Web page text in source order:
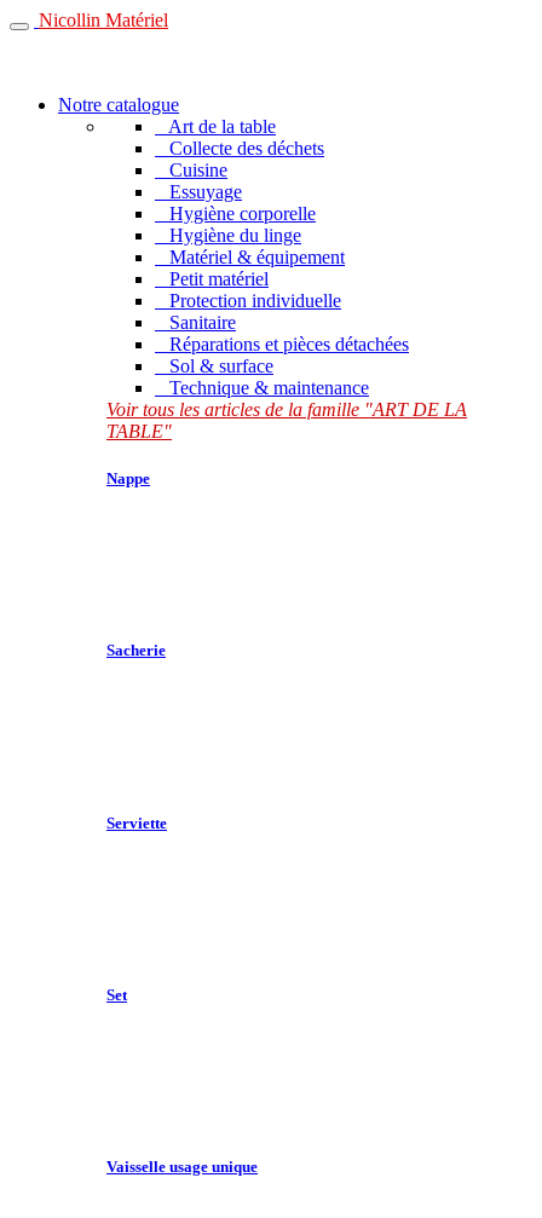
Nicollin Matériel
Notre catalogue
Art de la table
Collecte des déchets
Cuisine
Essuyage
Hygiène corporelle
Hygiène du linge
Matériel & équipement
Petit matériel
Protection individuelle
Sanitaire
Réparations et pièces détachées
Sol & surface
Technique & maintenance
Voir tous les articles de la famille "ART DE LA
TABLE"
Nappe
Sacherie
Serviette
Set
Vaisselle usage unique